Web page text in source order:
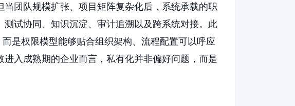
团队规模扩张、项目矩阵复杂化后，系统承载的职
试协同、知识沉淀、审计追溯以及跨系统对接。此
是权限模型能够贴合组织架构、流程配置可以呼应
入成熟期的企业而言，私有化并非偏好问题，而是